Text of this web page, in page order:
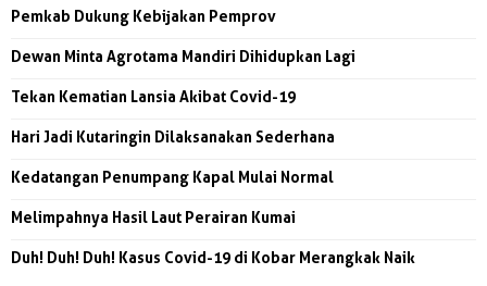
Pemkab Dukung Kebijakan Pemprov
Dewan Minta Agrotama Mandiri Dihidupkan Lagi
Tekan Kematian Lansia Akibat Covid-19
Hari Jadi Kutaringin Dilaksanakan Sederhana
Kedatangan Penumpang Kapal Mulai Normal
Melimpahnya Hasil Laut Perairan Kumai
Duh! Duh! Duh! Kasus Covid-19 di Kobar Merangkak Naik